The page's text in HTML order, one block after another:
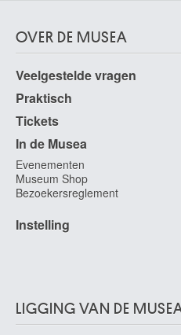
OVER DE MUSEA
Veelgestelde vragen
Praktisch
Tickets
In de Musea
Evenementen
Museum Shop
Bezoekersreglement
Instelling
LIGGING VAN DE